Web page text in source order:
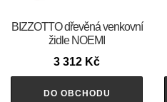
BIZZOTTO dřevěná venkovní
židle NOEMI
3 312 Kč
DO OBCHODU